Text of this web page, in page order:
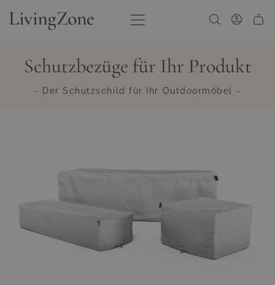
Schutzbezüge für Ihr Produkt
- Der Schutzschild für Ihr Outdoormöbel -